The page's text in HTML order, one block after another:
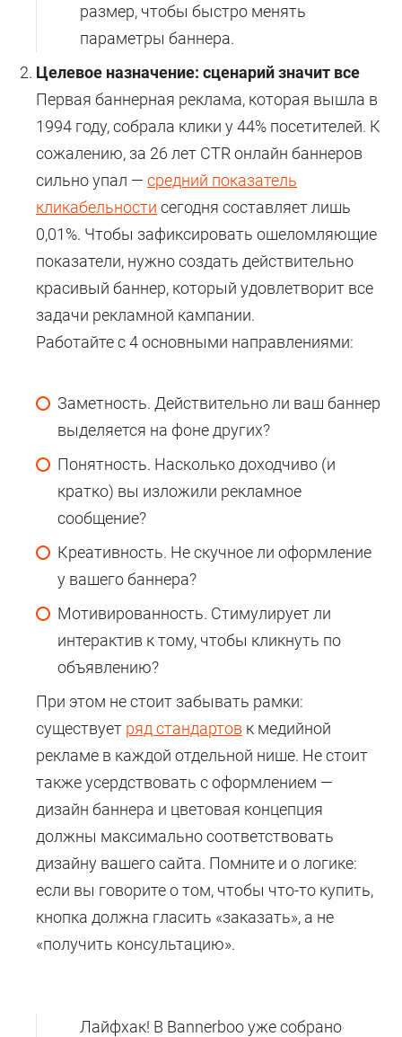
размер, чтобы быстро менять
параметры баннера.
Целевое назначение: сценарий значит все
Первая баннерная реклама, которая вышла в
1994 году, собрала клики у 44% посетителей. К
сожалению, за 26 лет CTR онлайн баннеров
сильно упал — средний показатель
кликабельности сегодня составляет лишь
0,01%. Чтобы зафиксировать ошеломляющие
показатели, нужно создать действительно
красивый баннер, который удовлетворит все
задачи рекламной кампании.
Работайте с 4 основными направлениями:
Заметность. Действительно ли ваш баннер
выделяется на фоне других?
Понятность. Насколько доходчиво (и
кратко) вы изложили рекламное
сообщение?
Креативность. Не скучное ли оформление
у вашего баннера?
Мотивированность. Стимулирует ли
интерактив к тому, чтобы кликнуть по
объявлению?
При этом не стоит забывать рамки:
существует ряд стандартов к медийной
рекламе в каждой отдельной нише. Не стоит
также усердствовать с оформлением —
дизайн баннера и цветовая концепция
должны максимально соответствовать
дизайну вашего сайта. Помните и о логике:
если вы говорите о том, чтобы что-то купить,
кнопка должна гласить «заказать», а не
«получить консультацию».
Лайфхак! В Bannerboo уже собрано